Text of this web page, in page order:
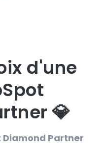
d'une
💎
Diamond Partner